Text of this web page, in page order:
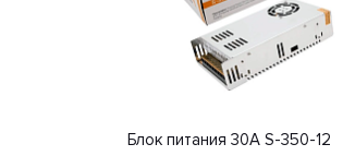
Блок питания 30А S-350-12